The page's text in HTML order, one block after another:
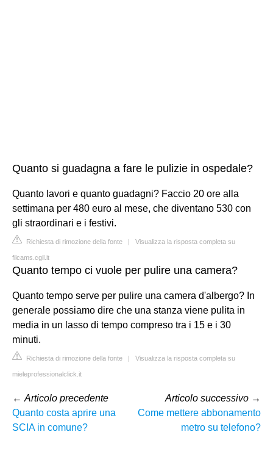
Quanto si guadagna a fare le pulizie in ospedale?
Quanto lavori e quanto guadagni? Faccio 20 ore alla
settimana per 480 euro al mese, che diventano 530 con
gli straordinari e i festivi.
Richiesta di rimozione della fonte | Visualizza la risposta completa su
filcams.cgil.it
Quanto tempo ci vuole per pulire una camera?
Quanto tempo serve per pulire una camera d'albergo? In
generale possiamo dire che una stanza viene pulita in
media in un lasso di tempo compreso tra i 15 e i 30
minuti.
Richiesta di rimozione della fonte | Visualizza la risposta completa su
mieleprofessionalclick.it
← Articolo precedente
Quanto costa aprire una
SCIA in comune?
Articolo successivo →
Come mettere abbonamento
metro su telefono?